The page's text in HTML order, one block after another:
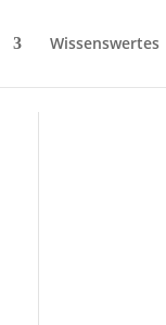
Wissenswertes